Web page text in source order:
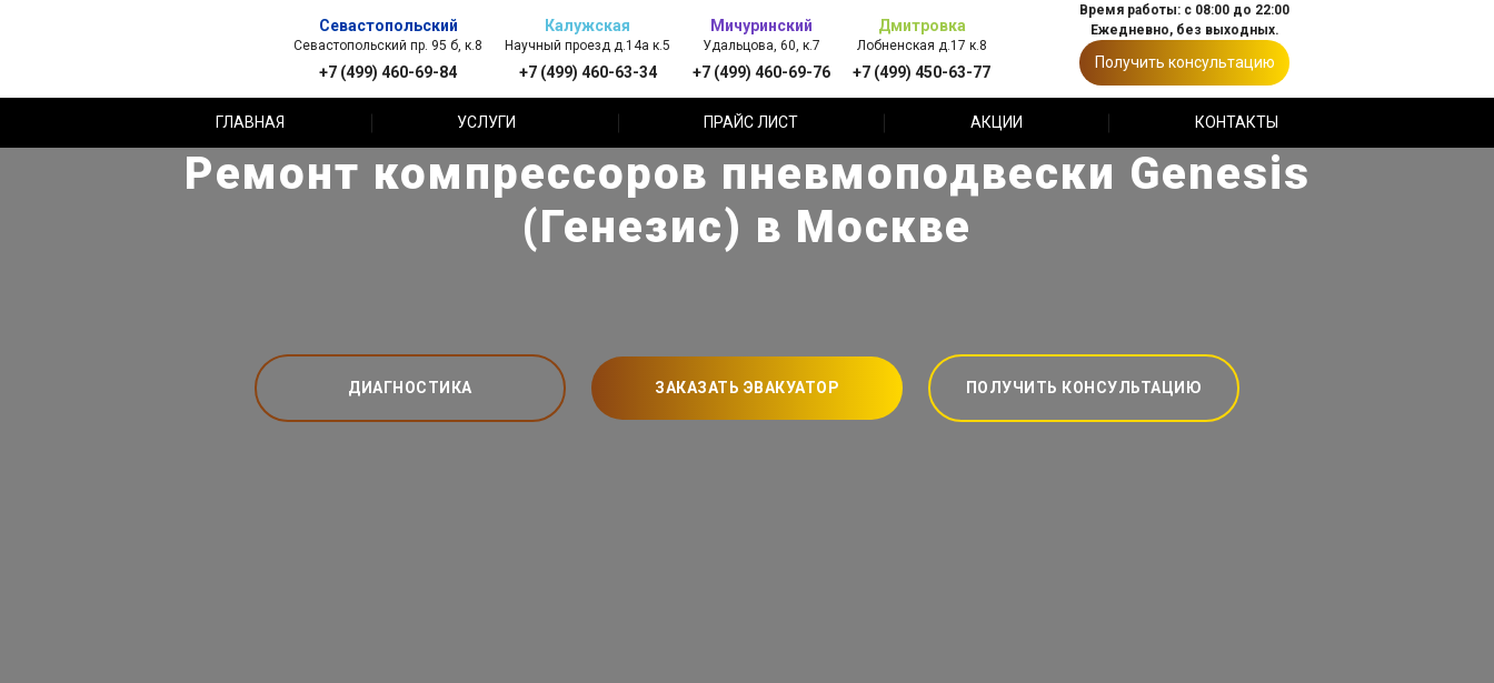
Севастопольский
Севастопольский пр. 95 б, к.8
+7 (499) 460-69-84
Калужская
Научный проезд д.14а к.5
+7 (499) 460-63-34
Мичуринский
Удальцова, 60, к.7
+7 (499) 460-69-76
Дмитровка
Лобненская д.17 к.8
+7 (499) 450-63-77
Время работы: с 08:00 до 22:00
Ежедневно, без выходных.
Получить консультацию
ГЛАВНАЯ УСЛУГИ ПРАЙС ЛИСТ АКЦИИ КОНТАКТЫ
Ремонт компрессоров пневмоподвески Genesis
(Генезис) в Москве
ДИАГНОСТИКА ЗАКАЗАТЬ ЭВАКУАТОР ПОЛУЧИТЬ КОНСУЛЬТАЦИЮ